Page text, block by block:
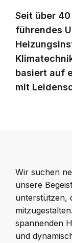
Seit über
führendes
basiert auf
mit
Wir suchen
unsere
unterstützen,
spannenden
und